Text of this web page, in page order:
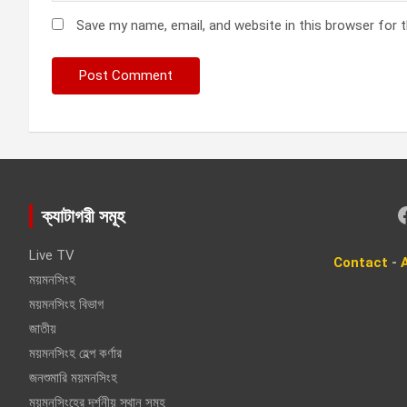
Save my name, email, and website in this browser for
ক্যাটাগরী সমূহ
Live TV
ময়মনসিংহ
ময়মনসিংহ বিভাগ
জাতীয়
ময়মনসিংহ হেল্প কর্ণার
জনশুমারি ময়মনসিংহ
ময়মনসিংহের দর্শনীয় স্থান সমূহ
Contact -